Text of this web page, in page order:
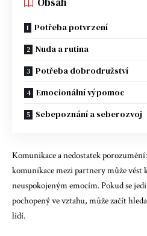
Potřeba potvrzení
Nuda a rutina
Potřeba dobrodružství
Emocionální výpomoc
Sebepoznání a seberozvoj
Komunikace a nedostatek
komunikace mezi partnery může vést
neuspokojeným emocím. Pokud se
pochopený ve vztahu, může začít
lidí.